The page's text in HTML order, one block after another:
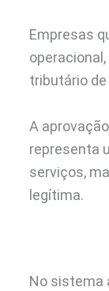
Empresas
tributário
A
representa
serviços,
legítima.
No sistema